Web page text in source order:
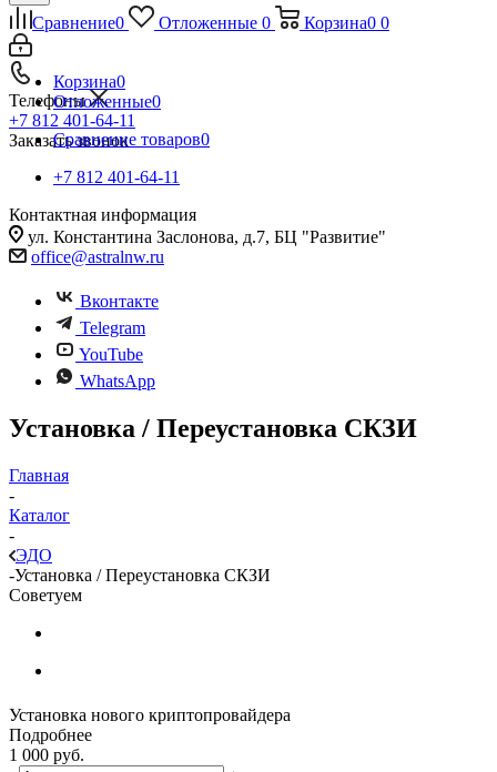
Сравнение0 Отложенные 0 Корзина0 0
Телефоны
+7 812 401-64-11
Заказать звонок
Корзина0
Отложенные0
Сравнение товаров0
+7 812 401-64-11
Контактная информация
ул. Константина Заслонова, д.7, БЦ "Развитие"
office@astralnw.ru
Вконтакте
Telegram
YouTube
WhatsApp
Установка / Переустановка СКЗИ
Главная
-
Каталог
-
ЭДО
-Установка / Переустановка СКЗИ
Советуем
Установка нового криптопровайдера
Подробнее
1 000 руб.